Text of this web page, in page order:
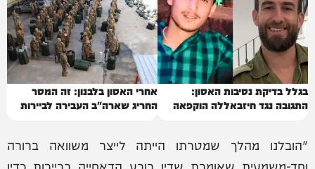
בגלל בדיקת נסיבות האסון:
התגובה נגד חיזבאללה הוקפאה
אחרי האסון בלבנון: זה המסר
החריג שארה"ב העבירה לביירות
"הובלנו מהלך שמטרתו הייתה לייצר משוואה ברורה